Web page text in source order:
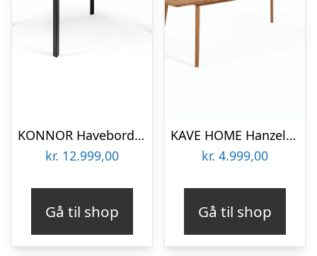
KONNOR Havebord med udtræk i aluminium 110 – 160 x 160 cm – Charcoal
kr. 12.999,00
Gå til shop
KAVE HOME Hanzel havebord, m. udtræk – natur eukalyptustræ (183(240)x100)
kr. 4.999,00
Gå til shop